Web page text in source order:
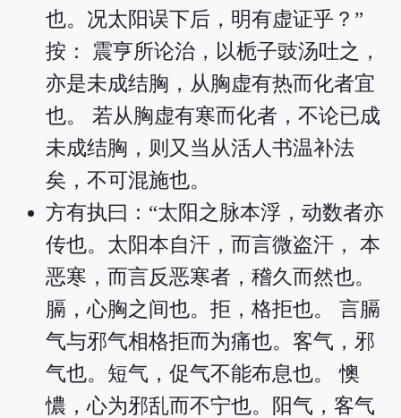
也。况太阳误下后，明有虚证乎？”
按： 震亨所论治，以栀子豉汤吐之，
亦是未成结胸，从胸虚有热而化者宜
也。 若从胸虚有寒而化者，不论已成
未成结胸，则又当从活人书温补法
矣，不可混施也。
方有执曰：“太阳之脉本浮，动数者亦
传也。太阳本自汗，而言微盗汗， 本
恶寒，而言反恶寒者，稽久而然也。
膈，心胸之间也。拒，格拒也。 言膈
气与邪气相格拒而为痛也。客气，邪
气也。短气，促气不能布息也。 懊
憹，心为邪乱而不宁也。阳气，客气